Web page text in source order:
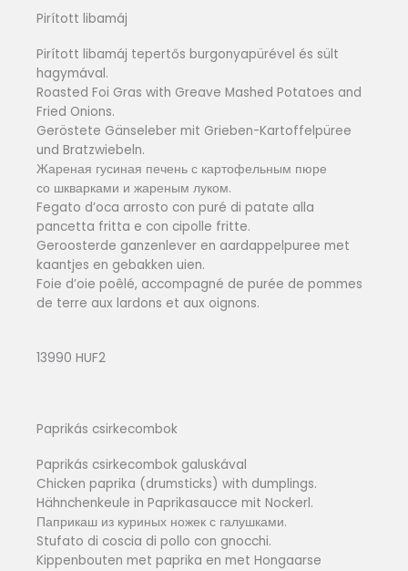
Pirított libamáj
Pirított libamáj tepertős burgonyapürével és sült
hagymával.
Roasted Foi Gras with Greave Mashed Potatoes and
Fried Onions.
Geröstete Gänseleber mit Grieben-Kartoffelpüree
und Bratzwiebeln.
Жареная гусиная печень с картофельным пюре
со шкварками и жареным луком.
Fegato d’oca arrosto con puré di patate alla
pancetta fritta e con cipolle fritte.
Geroosterde ganzenlever en aardappelpuree met
kaantjes en gebakken uien.
Foie d’oie poêlé, accompagné de purée de pommes
de terre aux lardons et aux oignons.
13990 HUF2
Paprikás csirkecombok
Paprikás csirkecombok galuskával
Chicken paprika (drumsticks) with dumplings.
Hähnchenkeule in Paprikasaucce mit Nockerl.
Паприкаш из куриных ножек с галушками.
Stufato di coscia di pollo con gnocchi.
Kippenbouten met paprika en met Hongaarse